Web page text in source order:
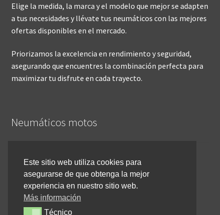
Elige la medida, la marca y el modelo que mejor se adapten
a tus necesidades y llévate tus neumáticos con las mejores
ofertas disponibles en el mercado.
Priorizamos la excelencia en rendimiento y seguridad,
asegurando que encuentres la combinación perfecta para
maximizar tu disfrute en cada trayecto.
Neumáticos motos
Inicio
Cómo comprar online
Devoluciones y reembolsos
Este sitio web utiliza cookies para
asegurarse de que obtenga la mejor
experiencia en nuestro sitio web.
Más información
TécnicoTécnico